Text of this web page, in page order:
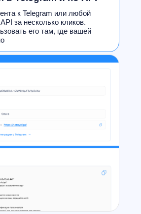
к Telegram или любой
за несколько кликов.
его там, где вашей